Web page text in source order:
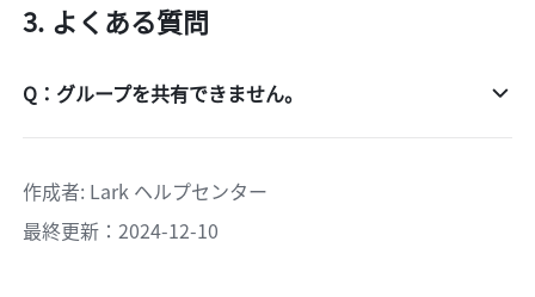
よくある質問
Q：グループを共有できません。
作成者: Lark ヘルプセンター
最終更新：2024-12-10